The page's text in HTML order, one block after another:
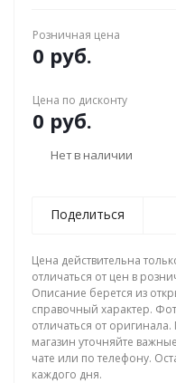
Розничная цена
0 руб.
Цена по дисконту
0 руб.
Нет в наличии
Поделиться
Цена действительна
отличаться от цен в
Описание берется из
справочный характер.
отличаться от
магазин уточняйте
чате или по телефону.
каждого дня.